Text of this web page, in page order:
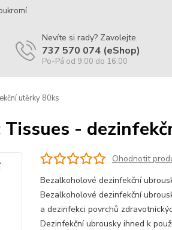
Nevíte si rady? Zavolejte.
737 570 074 (eShop)
Po-Pá od 9:00 do 16:00
utěrky 80ks
-
Ohodnotit
Bezalkoholové dezinfekční
Bezalkoholové dezinfekční
a dezinfekci povrchů
Dezinfekční ubrousky ihned k